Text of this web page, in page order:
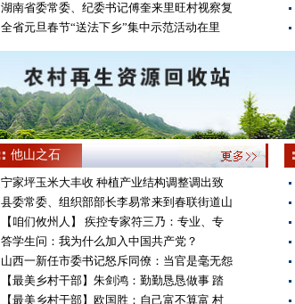
湖南省委常委、纪委书记傅奎来里旺村视察复
全省元旦春节“送法下乡”集中示范活动在里
他山之石
宁家坪玉米大丰收 种植产业结构调整调出致
县委常委、组织部部长李易常来到春联街道山
【咱们攸州人】 疾控专家符三乃：专业、专
答学生问：我为什么加入中国共产党？
山西一新任市委书记怒斥同僚：当官是毫无怨
【最美乡村干部】朱剑鸿：勤勤恳恳做事 踏
【最美乡村干部】欧国胜：自己富不算富 村